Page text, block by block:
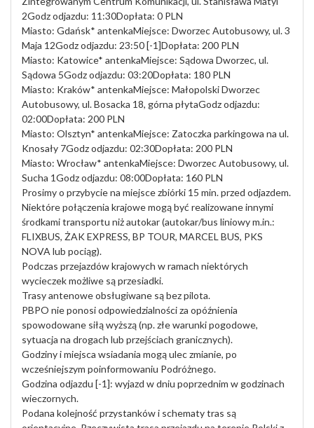
2Godz odjazdu: 11:30Dopłata: 0 PLN
Miasto: Gdańsk* antenkaMiejsce: Dworzec Autobusowy, ul. 3
Maja 12Godz odjazdu: 23:50 [-1]Dopłata: 200 PLN
Miasto: Katowice* antenkaMiejsce: Sądowa Dworzec, ul.
Sądowa 5Godz odjazdu: 03:20Dopłata: 180 PLN
Miasto: Kraków* antenkaMiejsce: Małopolski Dworzec
Autobusowy, ul. Bosacka 18, górna płytaGodz odjazdu:
02:00Dopłata: 200 PLN
Miasto: Olsztyn* antenkaMiejsce: Zatoczka parkingowa na ul.
Knosały 7Godz odjazdu: 02:30Dopłata: 200 PLN
Miasto: Wrocław* antenkaMiejsce: Dworzec Autobusowy, ul.
Sucha 1Godz odjazdu: 08:00Dopłata: 160 PLN
Prosimy o przybycie na miejsce zbiórki 15 min. przed odjazdem.
Niektóre połączenia krajowe mogą być realizowane innymi
środkami transportu niż autokar (autokar/bus liniowy m.in.:
FLIXBUS, ŻAK EXPRESS, BP TOUR, MARCEL BUS, PKS
NOVA lub pociąg).
Podczas przejazdów krajowych w ramach niektórych
wycieczek możliwe są przesiadki.
Trasy antenowe obsługiwane są bez pilota.
PBPO nie ponosi odpowiedzialności za opóźnienia
spowodowane siłą wyższą (np. złe warunki pogodowe,
sytuacja na drogach lub przejściach granicznych).
Godziny i miejsca wsiadania mogą ulec zmianie, po
wcześniejszym poinformowaniu Podróżnego.
Godzina odjazdu [-1]: wyjazd w dniu poprzednim w godzinach
wieczornych.
Podana kolejność przystanków i schematy tras są